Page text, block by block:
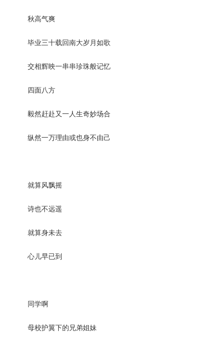
秋高气爽
毕业三十载回南大岁月如歌
交相辉映一串串珍珠般记忆
四面八方
毅然赶赴又一人生奇妙场合
纵然一万理由或也身不由己
就算风飘摇
诗也不远遥
就算身未去
心儿早已到
同学啊
母校护翼下的兄弟姐妹